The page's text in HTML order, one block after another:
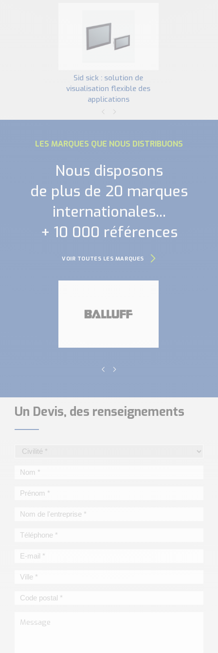
sid sick : solution de
visualisation flexible des
applications
LES MARQUES QUE NOUS DISTRIBUONS
Nous disposons
de plus de 20 marques
internationales...
+ 10 000 références
VOIR TOUTES LES MARQUES
Un Devis, des renseignements